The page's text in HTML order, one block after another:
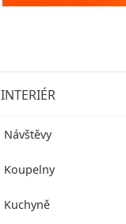
INTERIÉR
Návštěvy
Koupelny
Kuchyně